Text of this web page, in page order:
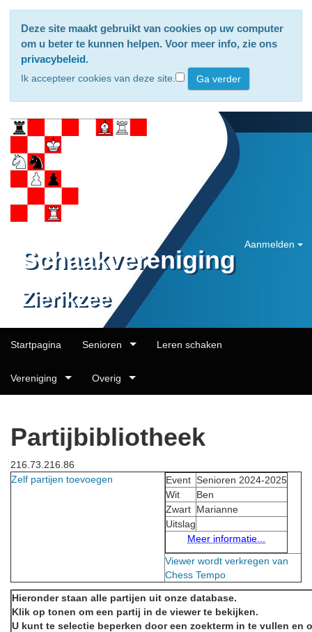
Deze site maakt gebruikt van cookies op uw computer
om u beter te kunnen helpen. Voor meer info, zie ons
privacybeleid.
Ik accepteer cookies van deze site.
Schaakvereniging
Zierikzee
Aanmelden
Startpagina Senioren Leren schaken
Vereniging Overig
Partijbibliotheek
216.73.216.86
Zelf partijen toevoegen
Event Senioren 2024-2025
Wit
Ben
Zwart Marianne
Uitslag
Meer informatie...
Viewer wordt verkregen van
Chess Tempo
Hieronder staan alle partijen uit onze database.
Klik op tonen om een partij in de viewer te bekijken.
U kunt te selectie beperken door een zoekterm in te vullen en